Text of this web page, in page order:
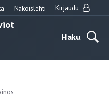
Näköislehti Kirjaudu
Haku